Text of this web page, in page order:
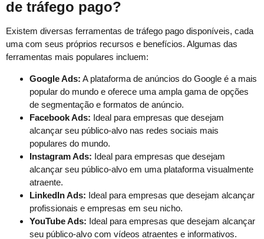
de tráfego pago?
Existem diversas ferramentas de tráfego pago disponíveis, cada
uma com seus próprios recursos e benefícios. Algumas das
ferramentas mais populares incluem:
Google Ads: A plataforma de anúncios do Google é a mais
popular do mundo e oferece uma ampla gama de opções
de segmentação e formatos de anúncio.
Facebook Ads: Ideal para empresas que desejam
alcançar seu público-alvo nas redes sociais mais
populares do mundo.
Instagram Ads: Ideal para empresas que desejam
alcançar seu público-alvo em uma plataforma visualmente
atraente.
LinkedIn Ads: Ideal para empresas que desejam alcançar
profissionais e empresas em seu nicho.
YouTube Ads: Ideal para empresas que desejam alcançar
seu público-alvo com vídeos atraentes e informativos.